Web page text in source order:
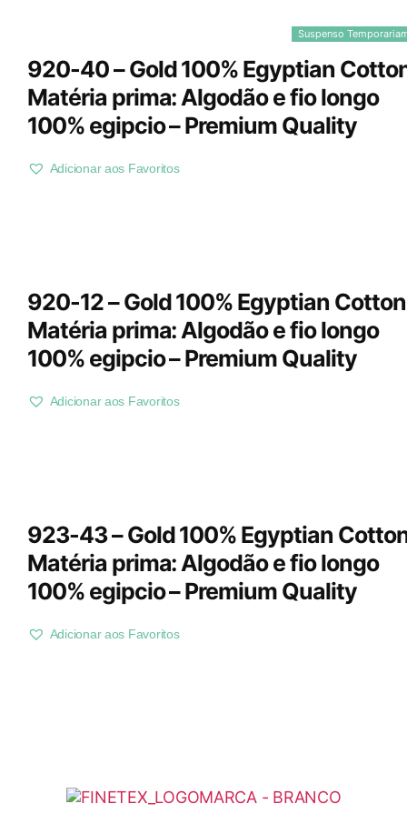
Suspenso
920-40 – Gold 100% Egyptian
Matéria prima: Algodão e fio longo
100% egipcio – Premium Quality
Adicionar aos Favoritos
920-12 – Gold 100% Egyptian
Matéria prima: Algodão e fio longo
100% egipcio – Premium Quality
Adicionar aos Favoritos
923-43 – Gold 100% Egyptian
Matéria prima: Algodão e fio longo
100% egipcio – Premium Quality
Adicionar aos Favoritos